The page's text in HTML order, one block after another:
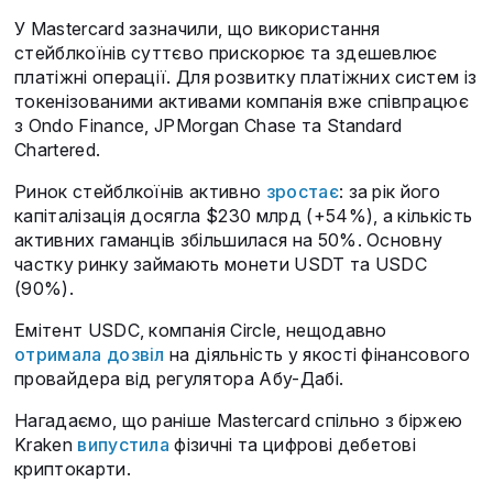
У Mastercard зазначили, що використання
стейблкоїнів суттєво прискорює та здешевлює
платіжні операції. Для розвитку платіжних систем із
токенізованими активами компанія вже співпрацює
з Ondo Finance, JPMorgan Chase та Standard
Chartered.
Ринок стейблкоїнів активно зростає: за рік його
капіталізація досягла $230 млрд (+54%), а кількість
активних гаманців збільшилася на 50%. Основну
частку ринку займають монети USDT та USDC
(90%).
Емітент USDC, компанія Circle, нещодавно
отримала дозвіл на діяльність у якості фінансового
провайдера від регулятора Абу-Дабі.
Нагадаємо, що раніше Mastercard спільно з біржею
Kraken випустила фізичні та цифрові дебетові
криптокарти.